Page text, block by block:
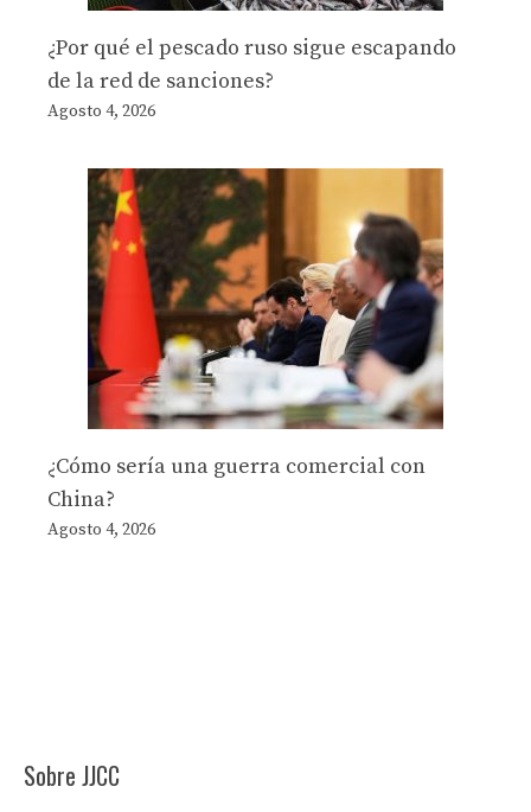
¿Por qué el pescado ruso sigue escapando
de la red de sanciones?
Agosto 4, 2026
¿Cómo sería una guerra comercial con
China?
Agosto 4, 2026
Sobre JJCC